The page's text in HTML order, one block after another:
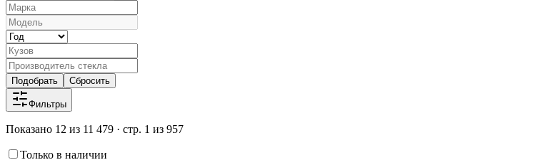
Подобрать Сбросить
Фильтры
Показано 12 из 11 479 · стр. 1 из 957
Только в наличии